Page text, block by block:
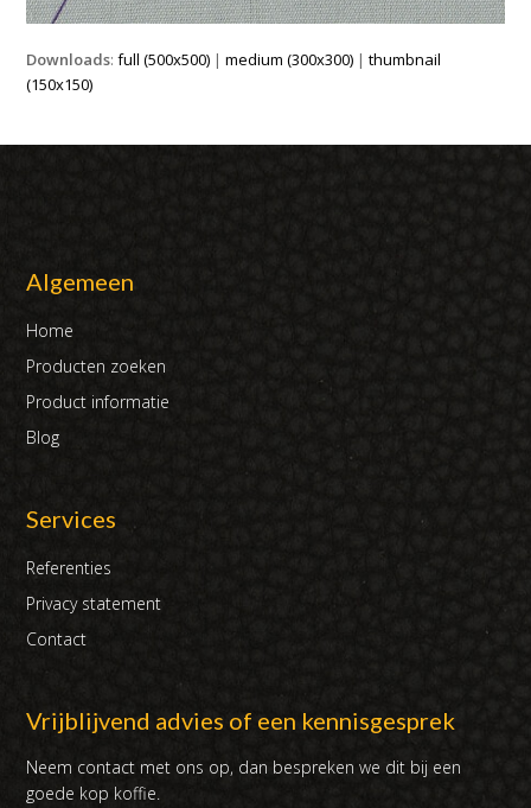
Downloads:full (500x500) |medium (300x300) |thumbnail
(150x150)
Algemeen
Home
Producten zoeken
Product informatie
Blog
Services
Referenties
Privacy statement
Contact
Vrijblijvend advies of een kennisgesprek
Neem contact met ons op, dan bespreken we dit bij een
goede kop koffie.